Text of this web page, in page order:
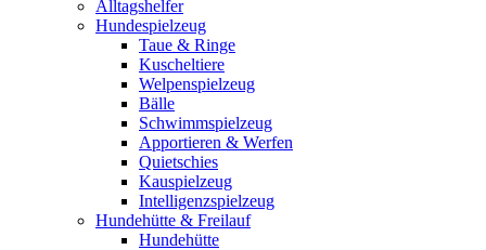
Alltagshelfer
Hundespielzeug
Taue & Ringe
Kuscheltiere
Welpenspielzeug
Bälle
Schwimmspielzeug
Apportieren & Werfen
Quietschies
Kauspielzeug
Intelligenzspielzeug
Hundehütte & Freilauf
Hundehütte